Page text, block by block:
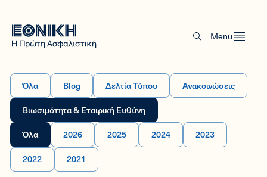
Menu
Όλα Blog Δελτία Τύπου Ανακοινώσεις
Βιωσιμότητα & Εταιρική Ευθύνη
Όλα 2026 2025 2024 2023
2022 2021